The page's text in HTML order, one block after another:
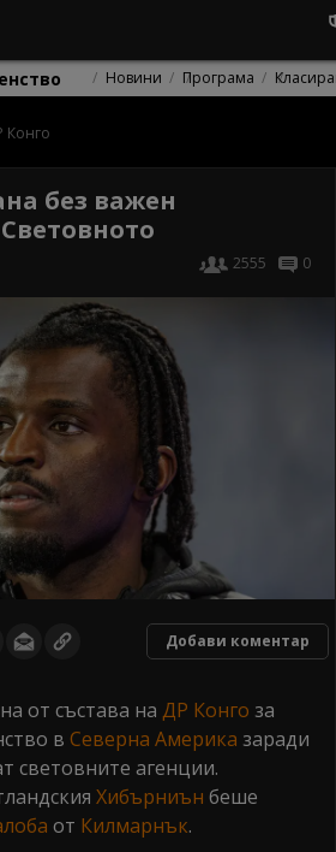
Новини Програма
Конго
без важен
2555 0
Добави коментар
от състава на ДР Конго за
в Северна Америка заради
световните агенции.
Хибърниън беше
от Килмарнък.